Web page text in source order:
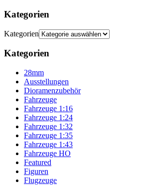
Kategorien
Kategorien
Kategorien
28mm
Ausstellungen
Dioramenzubehör
Fahrzeuge
Fahrzeuge 1:16
Fahrzeuge 1:24
Fahrzeuge 1:32
Fahrzeuge 1:35
Fahrzeuge 1:43
Fahrzeuge HO
Featured
Figuren
Flugzeuge